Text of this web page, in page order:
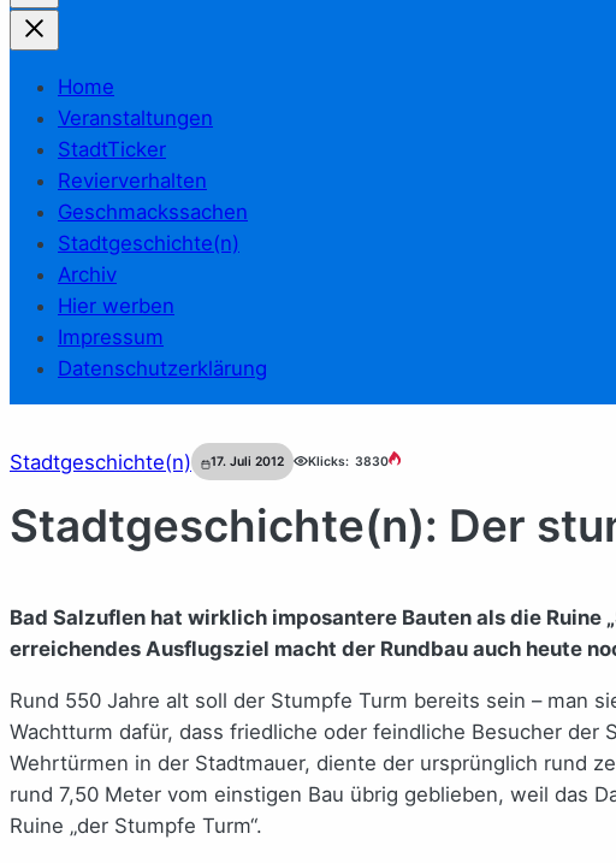
Home
Veranstaltungen
StadtTicker
Revierverhalten
Geschmackssachen
Stadtgeschichte(n)
Archiv
Hier werben
Impressum
Datenschutzerklärung
Stadtgeschichte(n) 17. Juli 2012 Klicks: 3830
Stadtgeschichte(n): Der
Bad Salzuflen hat wirklich imposantere Bauten als die
erreichendes Ausflugsziel macht der Rundbau auch heute
Rund 550 Jahre alt soll der Stumpfe Turm bereits sein – man
Wachtturm dafür, dass friedliche oder feindliche Besucher
Wehrtürmen in der Stadtmauer, diente der ursprünglich rund
rund 7,50 Meter vom einstigen Bau übrig geblieben, weil das
Ruine „der Stumpfe Turm“.